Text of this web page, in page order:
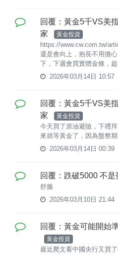
回覆：黃金5千VS美
家
黃金投資
https://www.cw.com.tw/
還是會向上，抱長不用擔
下，下週會買實體金條，
2026年03月14日 10:57
回覆：黃金5千VS美
家
黃金投資
今天買了原油避險，下禮
來就等黃金了，因為盤整
2026年03月14日 00:39
回覆：跌破5000 不是
舒服
2026年03月10日 21:44
回覆：黃金可能開始
黃金投資
最近爬文看中國央行又買